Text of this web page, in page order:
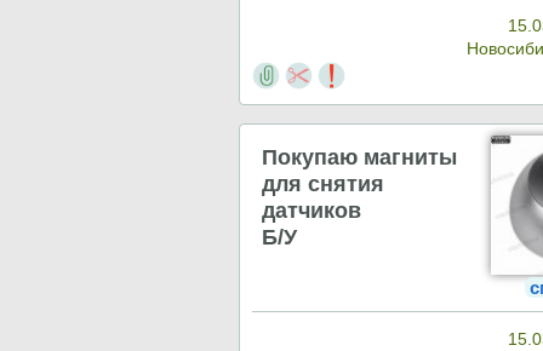
Покупаю магниты
для снятия
датчиков
Б/У